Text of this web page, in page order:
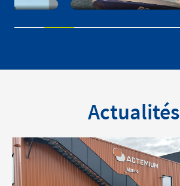
REFIT COMPLET
ÉLECTRICITÉ ET
DE LA VEDETTE
« LE NORDIC »
Actualités